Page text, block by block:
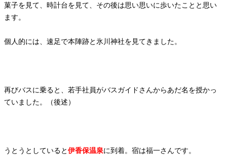
菓子を見て、時計台を見て、その後は思い思いに歩いたことと思い
ます。
個人的には、速足で本陣跡と氷川神社を見てきました。
再びバスに乗ると、若手社員がバスガイドさんからあだ名を授かっ
ていました。（後述）
うとうとしていると伊香保温泉に到着。宿は福一さんです。